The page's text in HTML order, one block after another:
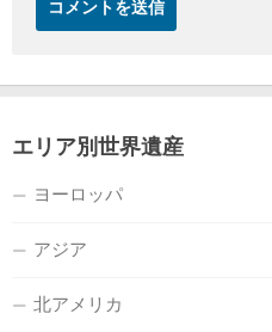
エリア別世界遺産
ヨーロッパ
アジア
北アメリカ